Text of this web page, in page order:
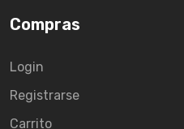
Compras
Login
Registrarse
Carrito